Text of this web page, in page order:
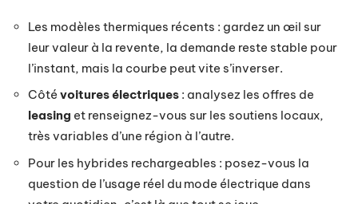
Les modèles thermiques récents : gardez un œil sur
leur valeur à la revente, la demande reste stable pour
l’instant, mais la courbe peut vite s’inverser.
Côtévoitures électriques : analysez les offres de
leasing et renseignez-vous sur les soutiens locaux,
très variables d’une région à l’autre.
Pour les hybrides rechargeables : posez-vous la
question de l’usage réel du mode électrique dans